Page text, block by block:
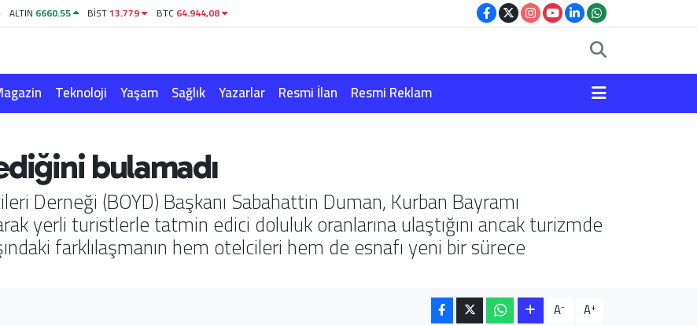
ALTIN 6660.55 BİST13.779 BTC64.944,08
Teknoloji Yaşam Sağlık Yazarlar Resmi İlan Resmi Reklam
bulamadı
Derneği (BOYD) Başkanı Sabahattin Duman, Kurban Bayramı
yerli turistlerle tatmin edici doluluk oranlarına ulaştığını ancak turizmde
farklılaşmanın hem otelcileri hem de esnafı yeni bir sürece
A- A+